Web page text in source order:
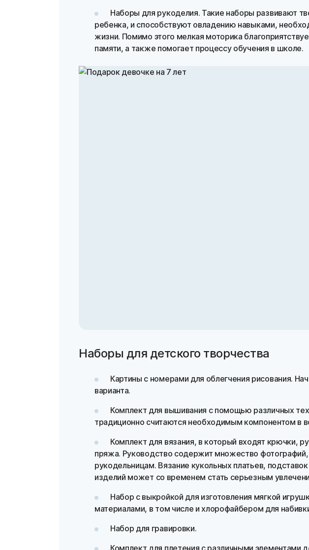
Наборы для рукоделия. Такие наборы развивают
ребенка, и способствуют овладению навыками,
жизни. Помимо этого мелкая моторика
памяти, а также помогает процессу обучения в школе.
Наборы для детского творчества
Картины с номерами для облегчения рисования.
варианта.
Комплект для вышивания с помощью различных
традиционно считаются необходимым компонентом в
Комплект для вязания, в который входят крючки,
пряжа. Руководство содержит множество
рукодельницам. Вязание кукольных платьев,
изделий может со временем стать серьезным
Набор с выкройкой для изготовления мягкой
материалами, в том числе и хлорофайбером для
Набор для гравировки.
Комплект для плетения с различными элементами